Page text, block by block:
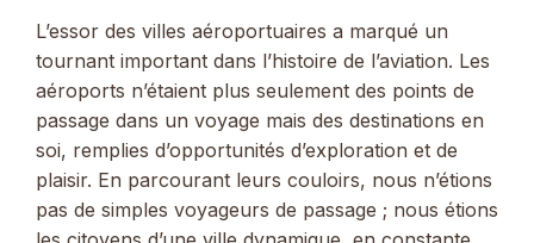
L’essor des villes aéroportuaires a marqué un
tournant important dans l’histoire de l’aviation. Les
aéroports n’étaient plus seulement des points de
passage dans un voyage mais des destinations en
soi, remplies d’opportunités d’exploration et de
plaisir. En parcourant leurs couloirs, nous n’étions
pas de simples voyageurs de passage ; nous étions